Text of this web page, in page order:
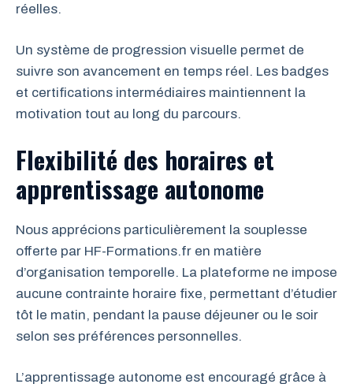
réelles.
Un système de progression visuelle permet de
suivre son avancement en temps réel. Les badges
et certifications intermédiaires maintiennent la
motivation tout au long du parcours.
Flexibilité des horaires et
apprentissage autonome
Nous apprécions particulièrement la souplesse
offerte par HF-Formations.fr en matière
d’organisation temporelle. La plateforme ne impose
aucune contrainte horaire fixe, permettant d’étudier
tôt le matin, pendant la pause déjeuner ou le soir
selon ses préférences personnelles.
L’apprentissage autonome est encouragé grâce à